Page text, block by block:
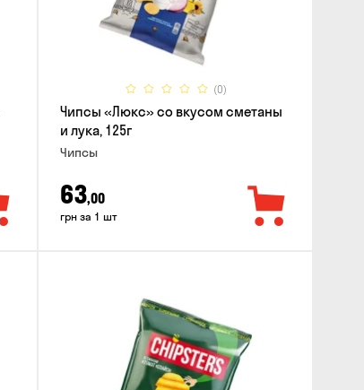
(0)
Чипсы «Люкс» со вкусом сметаны
и лука, 125г
Чипсы
63,00
грн за 1 шт